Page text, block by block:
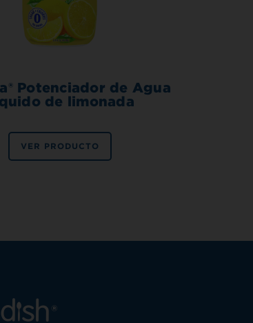
Potenciador de Agua
de limonada
VER PRODUCTO